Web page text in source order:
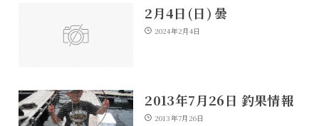
2月4日(日) 曇
2024年2月4日
2013年7月26日 釣果情報
2013年7月26日